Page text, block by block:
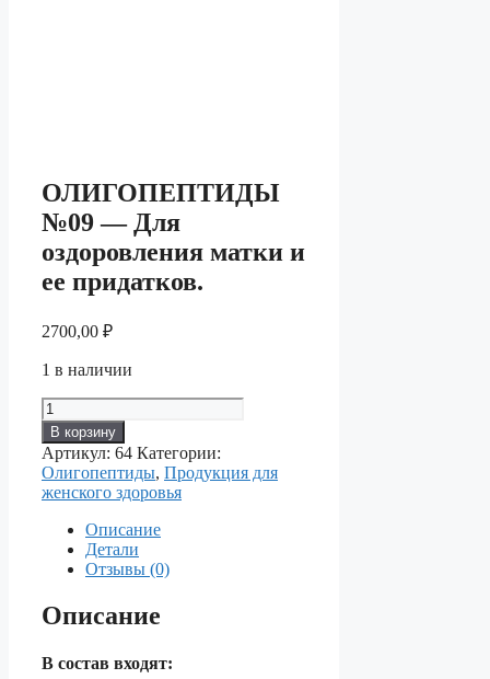
ОЛИГОПЕПТИДЫ
№09 — Для
оздоровления матки и
ее придатков.
2700,00 ₽
1 в наличии
Количество
товара
ОЛИГОПЕПТИДЫ
№09
—
Для
оздоровления
матки
придатков.
В корзину
Артикул: 64 Категории:
Олигопептиды, Продукция для
женского здоровья
Описание
Детали
Отзывы (0)
Описание
В состав входят: